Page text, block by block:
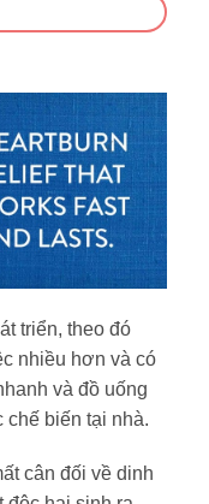
triển, theo đó
nhiều hơn và có
và đồ uống
biến tại nhà.
cân đối về dinh